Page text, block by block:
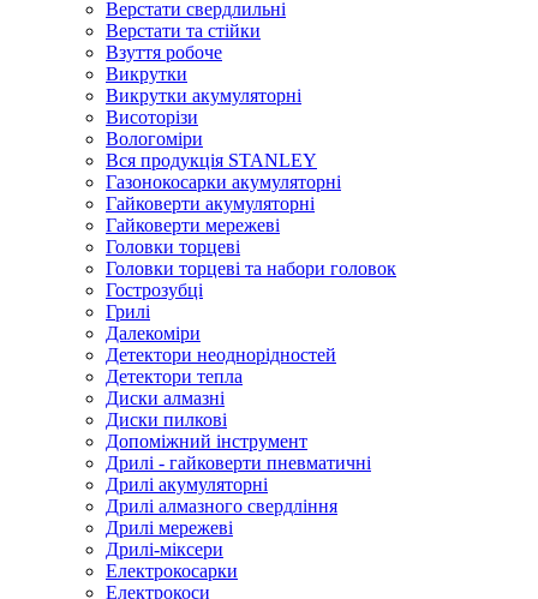
Верстати свердлильні
Верстати та стійки
Взуття робоче
Викрутки
Викрутки акумуляторні
Висоторізи
Вологоміри
Вся продукція STANLEY
Газонокосарки акумуляторні
Гайковерти акумуляторні
Гайковерти мережеві
Головки торцеві
Головки торцеві та набори головок
Гострозубці
Грилі
Далекоміри
Детектори неоднорідностей
Детектори тепла
Диски алмазні
Диски пилкові
Допоміжний інструмент
Дрилі - гайковерти пневматичні
Дрилі акумуляторні
Дрилі алмазного свердління
Дрилі мережеві
Дрилі-міксери
Електрокосарки
Електрокоси